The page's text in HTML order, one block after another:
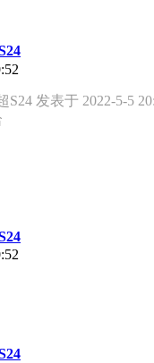
S24 发表于 2022-5-5